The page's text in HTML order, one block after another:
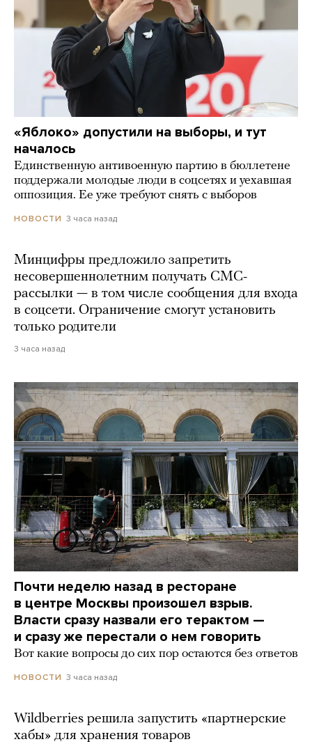
«Яблоко» допустили на выборы, и тут
началось
Единственную антивоенную партию в бюллетене
поддержали молодые люди в соцсетях и уехавшая
оппозиция. Ее уже требуют снять с выборов
НОВОСТИ 3 часа назад
Минцифры предложило запретить
несовершеннолетним получать СМС-
рассылки — в том числе сообщения для входа
в соцсети. Ограничение смогут установить
только родители
3 часа назад
Почти неделю назад в ресторане
в центре Москвы произошел взрыв.
Власти сразу назвали его терактом —
и сразу же перестали о нем говорить
Вот какие вопросы до сих пор остаются без ответов
НОВОСТИ 3 часа назад
Wildberries решила запустить «партнерские
хабы» для хранения товаров